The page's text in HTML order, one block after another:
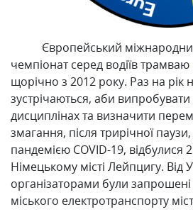
Європейський
чемпіонат серед водіїв
щорічно з 2012 року. Раз на рік
зустрічаються, аби випробувати
дисциплінах та визначити
змагання, після трирічної паузи,
пандемією COVID-19, відбулися
Німецькому місті Лейпцигу. Від
організаторами були
міського електротранспорту